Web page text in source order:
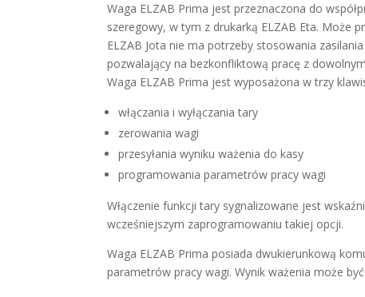
Waga ELZAB Prima jest przeznaczona do
szeregowy, w tym z drukarką ELZAB Eta. Może
ELZAB Jota nie ma potrzeby stosowania
pozwalający na bezkonfliktową pracę z
Waga ELZAB Prima jest wyposażona w trzy
włączania i wyłączania tary
zerowania wagi
przesyłania wyniku ważenia do kasy
programowania parametrów pracy wagi
Włączenie funkcji tary sygnalizowane jest
wcześniejszym zaprogramowaniu takiej opcji.
Waga ELZAB Prima posiada dwukierunkową
parametrów pracy wagi. Wynik ważenia może